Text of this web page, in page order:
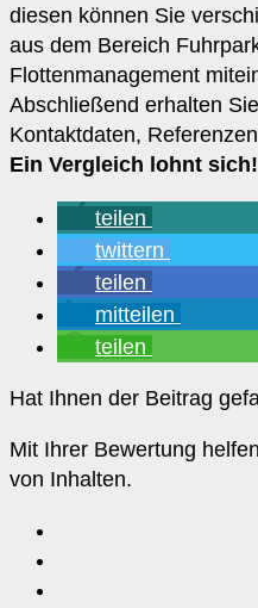
diesen können Sie
aus dem Bereich
Flottenmanagement
Abschließend erhalten
Kontaktdaten,
Ein Vergleich lohnt sich!
teilen
twittern
teilen
mitteilen
teilen
Hat Ihnen der Beitrag
Mit Ihrer Bewertung
von Inhalten.